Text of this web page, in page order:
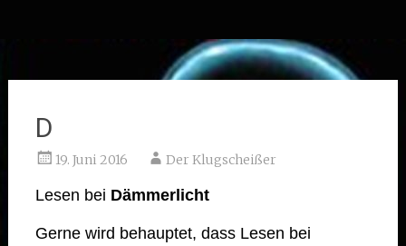
D
19. Juni 2016 Der Klugscheißer
Lesen bei Dämmerlicht
Gerne wird behauptet, dass Lesen bei